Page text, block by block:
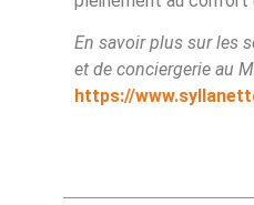
En savoir plus sur les
et de conciergerie au
https://